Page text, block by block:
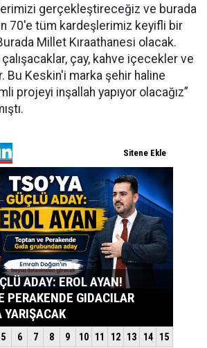
gerçekleştireceğiz ve burada
70'e tüm kardeşlerimiz keyifli bir
Millet Kıraathanesi olacak.
çay, kahve içecekler ve
Bu Keskin'i marka şehir haline
projeyi inşallah yapıyor olacağız”